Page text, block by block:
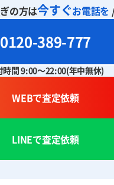
の方は今すぐお電話を
0120-389-777
時間 9:00～22:00(年中無休)
WEBで査定依頼
LINEで査定依頼